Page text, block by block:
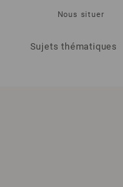
Sujets thématiques
Nous situer